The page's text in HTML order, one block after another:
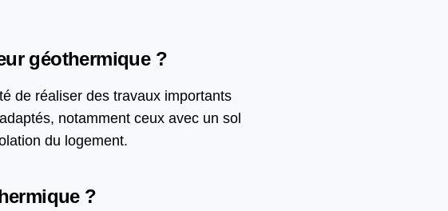
géothermique ?
de réaliser des travaux importants
notamment ceux avec un sol
du logement.
?